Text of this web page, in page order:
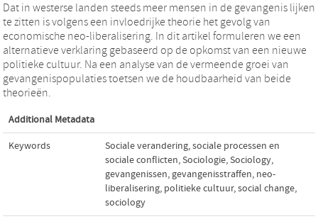
Dat in westerse landen steeds meer mensen in de gevangenis lijken
te zitten is volgens een invloedrijke theorie het gevolg van
economische neo-liberalisering. In dit artikel formuleren we een
alternatieve verklaring gebaseerd op de opkomst van een nieuwe
politieke cultuur. Na een analyse van de vermeende groei van
gevangenispopulaties toetsen we de houdbaarheid van beide
theorieën.
Additional Metadata
Keywords
Sociale verandering, sociale processen en
sociale conflicten,Sociologie,Sociology,
gevangenissen, gevangenisstraffen, neo-
liberalisering, politieke cultuur,social change,
sociology